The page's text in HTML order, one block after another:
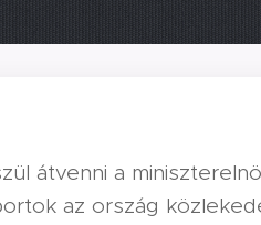
átvenni a
az ország